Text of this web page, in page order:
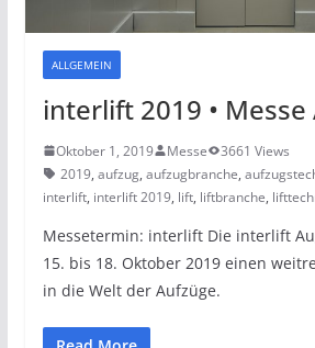
ALLGEMEIN
interlift 2019 •
Oktober 1, 2019 Messe
3661 Views
2019, aufzug, aufzugbranche,
interlift, interlift 2019, lift, liftbranche,
Messetermin: interlift Die interlift
15. bis 18. Oktober 2019 einen
in die Welt der Aufzüge.